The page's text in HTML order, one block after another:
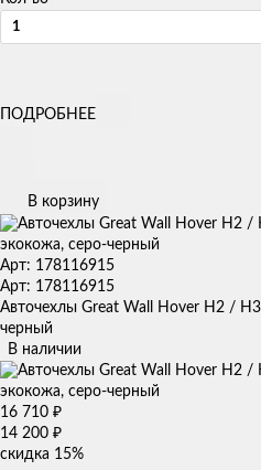
ПОДРОБНЕЕ
В корзину
Арт: 178116915
Арт: 178116915
Авточехлы Great Wall Hover H2 /
черный
В наличии
16 710 ₽
14 200 ₽
скидка 15%